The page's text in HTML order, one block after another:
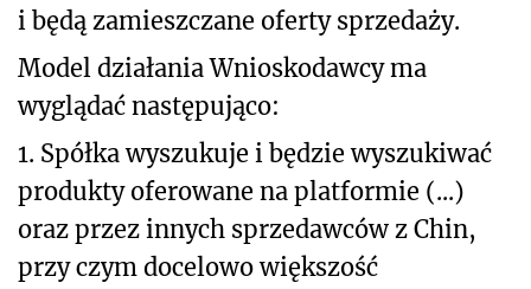
i będą zamieszczane oferty sprzedaży.
Model działania Wnioskodawcy ma
wyglądać następująco:
1. Spółka wyszukuje i będzie wyszukiwać
produkty oferowane na platformie (...)
oraz przez innych sprzedawców z Chin,
przy czym docelowo większość